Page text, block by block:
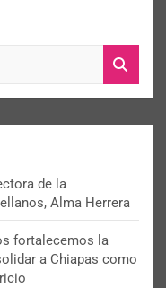
de la
Alma Herrera
fortalecemos la
a Chiapas como